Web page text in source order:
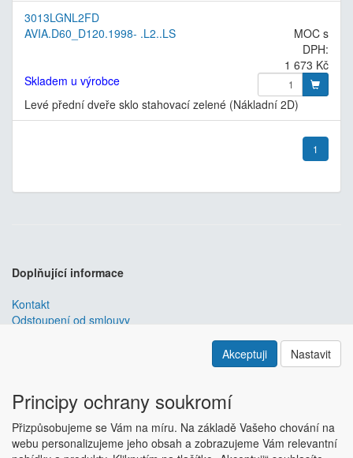
3013LGNL2FD
AVIA.D60_D120.1998- .L2..LS
MOC s
DPH:
1 673 Kč
Skladem u výrobce
Levé přední dveře sklo stahovací zelené (Nákladní 2D)
1
Doplňující informace
Kontakt
Odstoupení od smlouvy
je nejlepším řešením e-commerce pro informační
ESHOP dodáváme předpřipravený s uživatelsky příjemnou
responzivní šablonou, která se dá upravit a optimalizovat na míru.
Hlavní výhody? Přehlednost, intuitivní ovládání, administrace a
Akceptuji Nastavit
Principy ochrany soukromí
Přizpůsobujeme se Vám na míru. Na základě Vašeho chování na
webu personalizujeme jeho obsah a zobrazujeme Vám relevantní